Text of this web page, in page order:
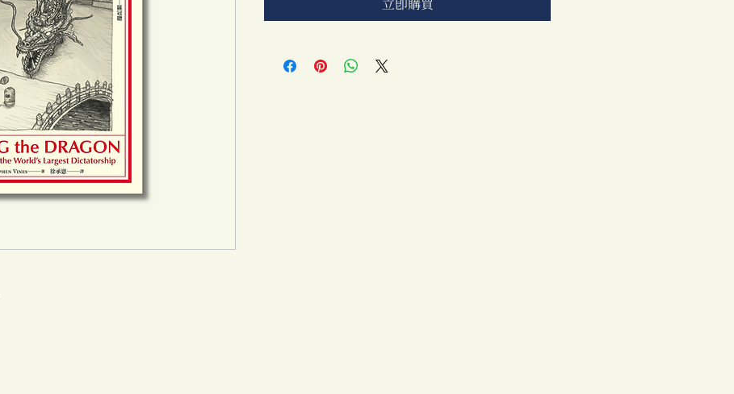
立即購買